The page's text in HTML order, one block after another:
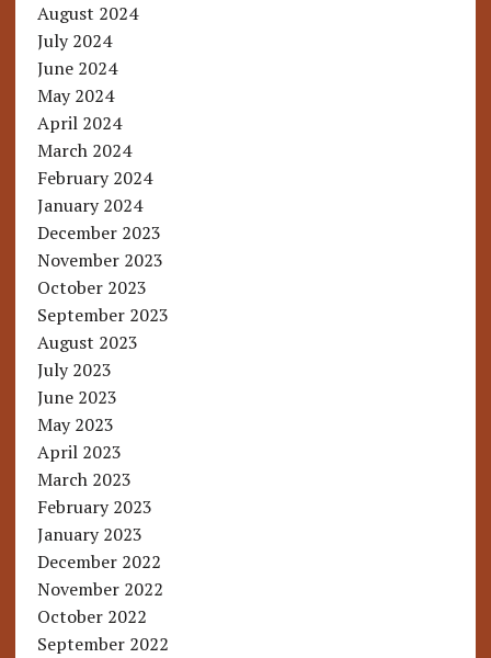
August 2024
July 2024
June 2024
May 2024
April 2024
March 2024
February 2024
January 2024
December 2023
November 2023
October 2023
September 2023
August 2023
July 2023
June 2023
May 2023
April 2023
March 2023
February 2023
January 2023
December 2022
November 2022
October 2022
September 2022